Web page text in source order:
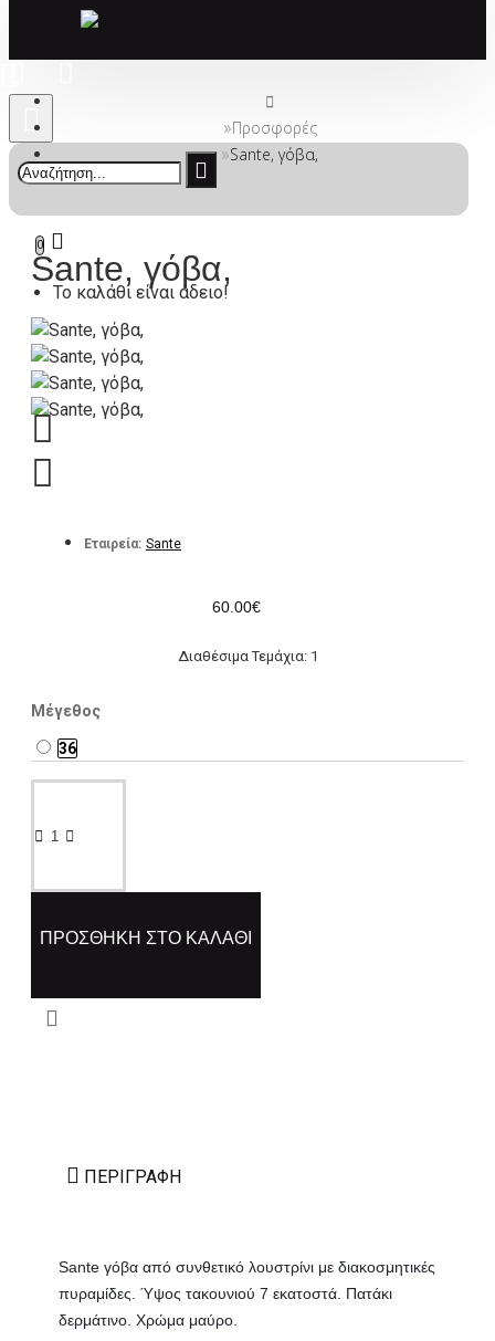
0
Το καλάθι είναι άδειο!
Προσφορές
Sante, γόβα,
Sante, γόβα,
Εταιρεία: Sante
60.00€
Διαθέσιμα Τεμάχια: 1
Μέγεθος
36
ΠΡΟΣΘΉΚΗ ΣΤΟ ΚΑΛΆΘΙ
ΠΕΡΙΓΡΑΦΉ
Sante γόβα από συνθετικό λουστρίνι με διακοσμητικές
πυραμίδες. Ύψος τακουνιού 7 εκατοστά. Πατάκι
δερμάτινο. Χρώμα μαύρο.